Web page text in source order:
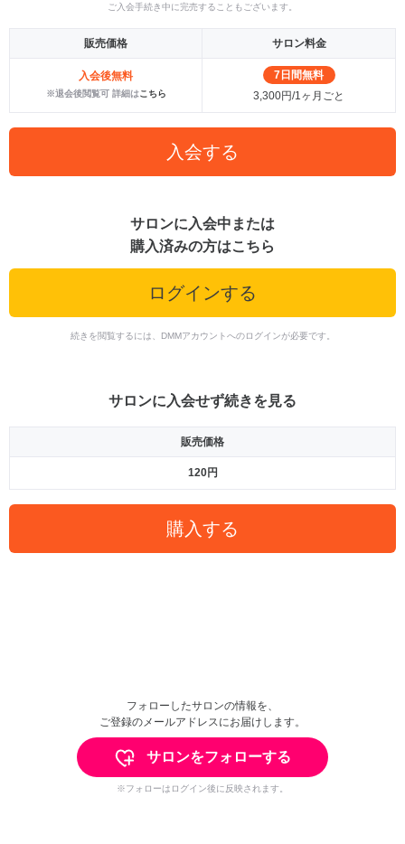
ご入会手続き中に完売することもございます。
販売価格 サロン料金
入会後無料
※退会後閲覧可 詳細はこちら
7日間無料
3,300円/1ヶ月ごと
入会する
サロンに入会中または
購入済みの方はこちら
ログインする
続きを閲覧するには、DMMアカウントへのログインが必要です。
サロンに入会せず続きを見る
販売価格
120円
購入する
フォローしたサロンの情報を、
ご登録のメールアドレスにお届けします。
サロンをフォローする
※フォローはログイン後に反映されます。